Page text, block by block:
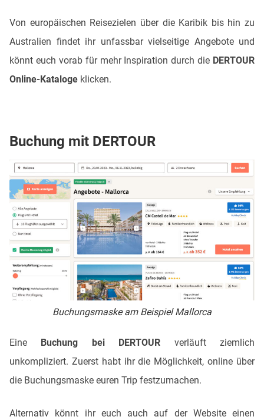
Von europäischen Reisezielen über die Karibik bis hin zu
Australien findet ihr unfassbar vielseitige Angebote und
könnt euch vorab für mehr Inspiration durch die DERTOUR
Online-Kataloge klicken.
Buchung mit DERTOUR
Buchungsmaske am Beispiel Mallorca
Eine Buchung bei DERTOUR verläuft ziemlich
unkompliziert. Zuerst habt ihr die Möglichkeit, online über
die Buchungsmaske euren Trip festzumachen.
Alternativ könnt ihr euch auch auf der Website einen